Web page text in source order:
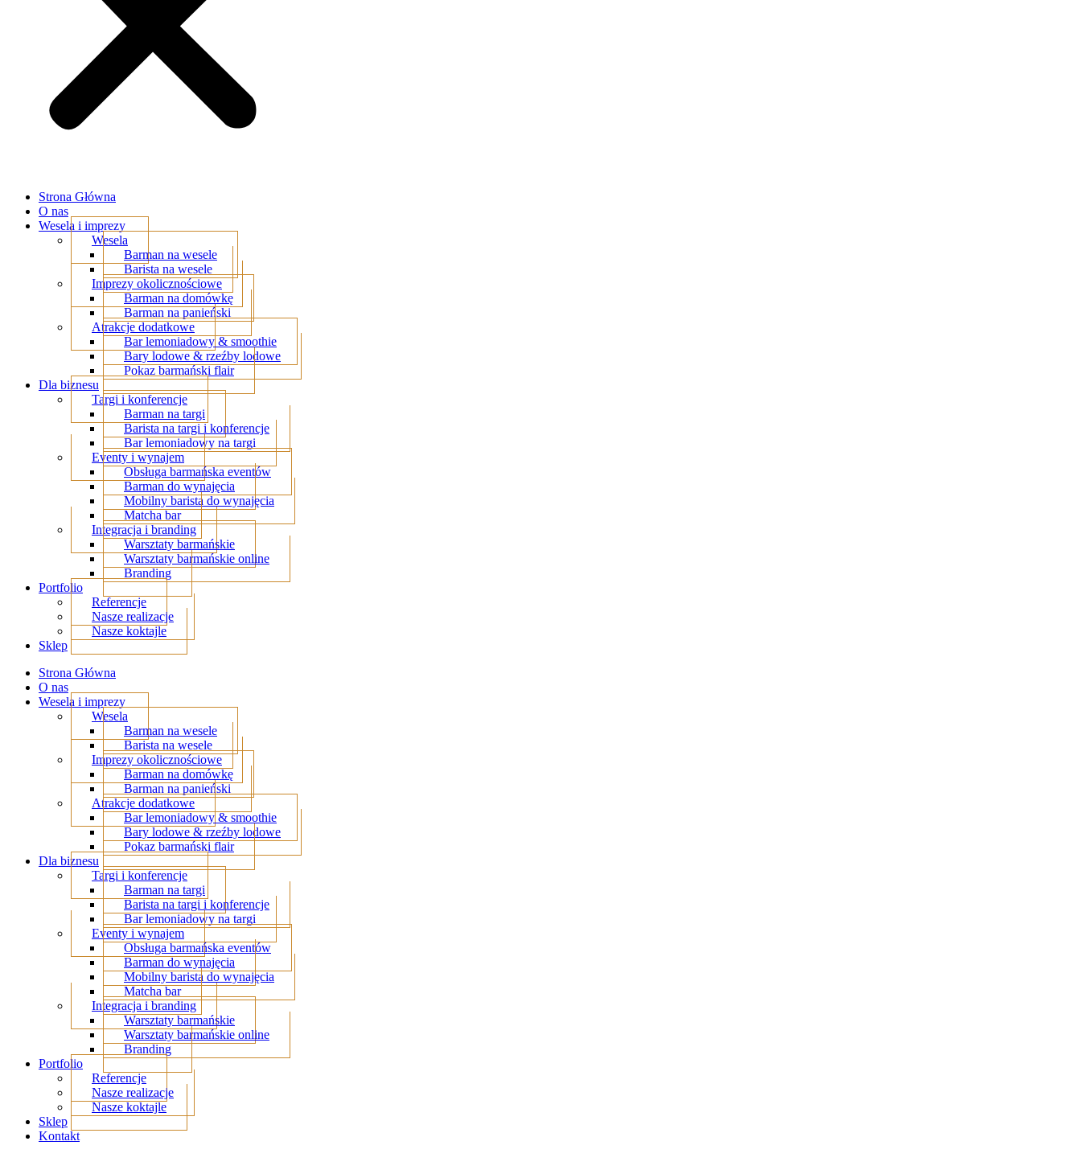
Strona Główna
O nas
Wesela i imprezy
Wesela
Barman na wesele
Barista na wesele
Imprezy okolicznościowe
Barman na domówkę
Barman na panieński
Atrakcje dodatkowe
Bar lemoniadowy & smoothie
Bary lodowe & rzeźby lodowe
Pokaz barmański flair
Dla biznesu
Targi i konferencje
Barman na targi
Barista na targi i konferencje
Bar lemoniadowy na targi
Eventy i wynajem
Obsługa barmańska eventów
Barman do wynajęcia
Mobilny barista do wynajęcia
Matcha bar
Integracja i branding
Warsztaty barmańskie
Warsztaty barmańskie online
Branding
Portfolio
Referencje
Nasze realizacje
Nasze koktajle
Sklep
Strona Główna
O nas
Wesela i imprezy
Wesela
Barman na wesele
Barista na wesele
Imprezy okolicznościowe
Barman na domówkę
Barman na panieński
Atrakcje dodatkowe
Bar lemoniadowy & smoothie
Bary lodowe & rzeźby lodowe
Pokaz barmański flair
Dla biznesu
Targi i konferencje
Barman na targi
Barista na targi i konferencje
Bar lemoniadowy na targi
Eventy i wynajem
Obsługa barmańska eventów
Barman do wynajęcia
Mobilny barista do wynajęcia
Matcha bar
Integracja i branding
Warsztaty barmańskie
Warsztaty barmańskie online
Branding
Portfolio
Referencje
Nasze realizacje
Nasze koktajle
Sklep
Kontakt